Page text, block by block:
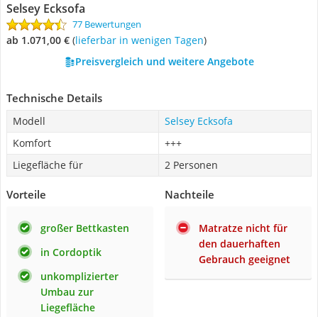
Selsey Ecksofa
77 Bewertungen
ab 1.071,00 € ( Lieferbar in wenigen Tagen)
Preisvergleich und weitere Angebote
Technische Details
Modell
Selsey Ecksofa
Komfort
+++
Liegefläche für
2 Personen
Vorteile
großer Bettkasten
in Cordoptik
unkomplizierter
Umbau zur
Liegefläche
Nachteile
Matratze nicht für
den dauerhaften
Gebrauch geeignet